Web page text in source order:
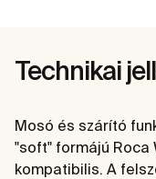
Technikai
Mosó és szárító
"soft" formájú Roca
kompatibilis. A